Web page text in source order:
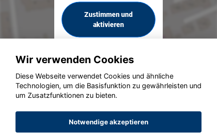
Zustimmen und
aktivieren
© konjunkturmotor.de GmbH 2020 - 2026
Wir verwenden Cookies
Diese Webseite verwendet Cookies und ähnliche
Technologien, um die Basisfunktion zu gewährleisten und
um Zusatzfunktionen zu bieten.
Notwendige akzeptieren